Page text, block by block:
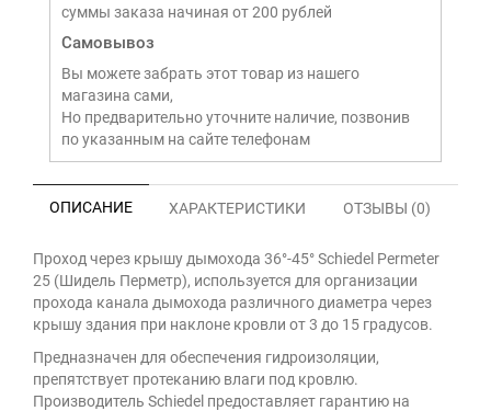
суммы заказа начиная от 200 рублей
Самовывоз
Вы можете забрать этот товар из нашего
магазина сами,
Но предварительно уточните наличие, позвонив
по указанным на сайте телефонам
ОПИСАНИЕ ХАРАКТЕРИСТИКИ ОТЗЫВЫ (0)
Проход через крышу дымохода 36°-45° Schiedel Permeter
25 (Шидель Перметр), используется для организации
прохода канала дымохода различного диаметра через
крышу здания при наклоне кровли от 3 до 15 градусов.
Предназначен для обеспечения гидроизоляции,
препятствует протеканию влаги под кровлю.
Производитель Schiedel предоставляет гарантию на